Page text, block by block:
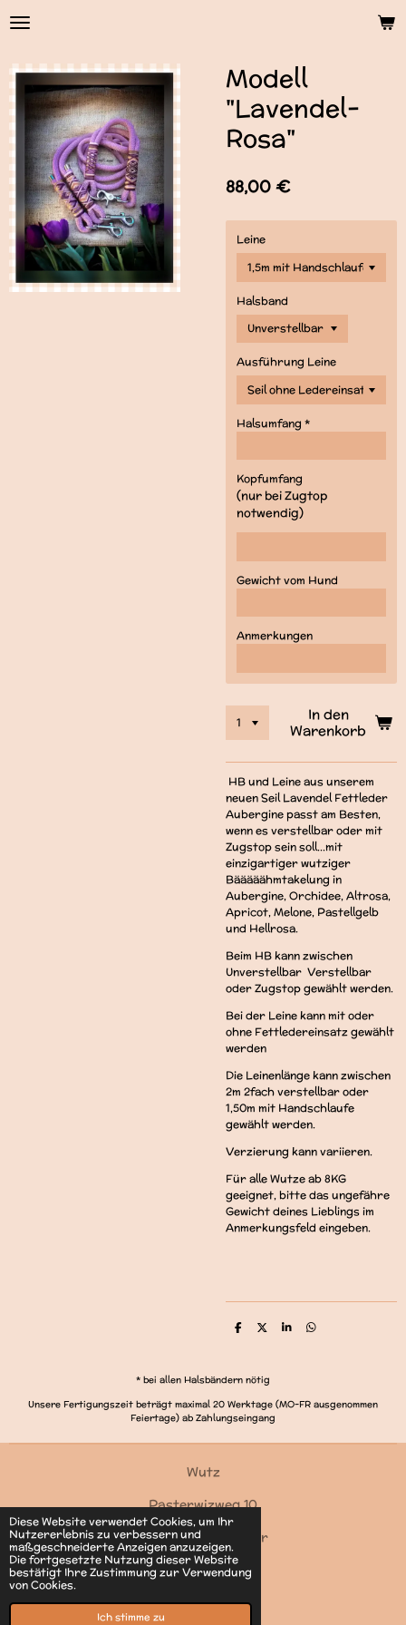
Diese Website verwendet Cookies, um Ihr
Nutzererlebnis zu verbessern und
maßgeschneiderte Anzeigen anzuzeigen.
Die fortgesetzte Nutzung dieser Website
bestätigt Ihre Zustimmung zur Verwendung
von Cookies.
Ich stimme zu
Zum
Hauptinhalt
Modell
"Lavendel-
Rosa"
88,00 €
Leine
Halsband
Ausführung Leine
Halsumfang *
Kopfumfang
(nur bei Zugtop
notwendig)
Gewicht vom Hund
Anmerkungen
In den
Warenkorb
HB und Leine aus unserem
neuen Seil Lavendel Fettleder
Aubergine passt am Besten,
wenn es verstellbar oder mit
Zugstop sein soll...mit
einzigartiger wutziger
Bääääähmtakelung in
Aubergine, Orchidee, Altrosa,
Apricot, Melone, Pastellgelb
und Hellrosa.
Beim HB kann zwischen
Unverstellbar Verstellbar
oder Zugstop gewählt werden.
Bei der Leine kann mit oder
ohne Fettledereinsatz gewählt
werden
Die Leinenlänge kann zwischen
2m 2fach verstellbar oder
1,50m mit Handschlaufe
gewählt werden.
Verzierung kann variieren.
Für alle Wutze ab 8KG
geeignet, bitte das ungefähre
Gewicht deines Lieblings im
Anmerkungsfeld eingeben.
T
n
T
e
n
T
T
* bei allen Halsbändern nötig
Unsere Fertigungszeit beträgt maximal 20 Werktage (MO-FR ausgenommen
Feiertage) ab Zahlungseingang
Wutz
Pasterwizweg 10
4550 Kremsmünster
Kontakt
© 2022 - 2026 Wutz
Mit Unterstützung vonWebador